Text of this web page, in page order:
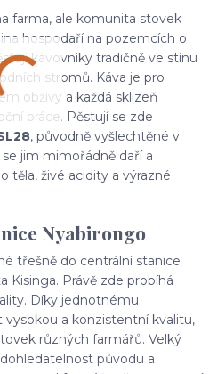
farma, ale komunita stovek
hospodaří na pozemcích o
kávovníky tradičně ve stínu
stromů. Káva je pro
obživy a každá sklizeň
práce. Pěstují se zde
, původně vyšlechtěné v
jim mimořádně daří a
těla, živé acidity a výrazné
Nyabirongo
třešně do centrální stanice
Kisinga. Právě zde probíhá
Díky jednotnému
vysokou a konzistentní kvalitu,
různých farmářů. Velký
původu a